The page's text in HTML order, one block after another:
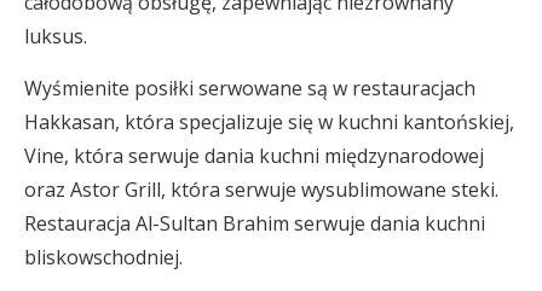
luksus.
Wyśmienite posiłki serwowane są w restauracjach
Hakkasan, która specjalizuje się w kuchni kantońskiej,
Vine, która serwuje dania kuchni międzynarodowej
oraz Astor Grill, która serwuje wysublimowane steki.
Restauracja Al-Sultan Brahim serwuje dania kuchni
bliskowschodniej.